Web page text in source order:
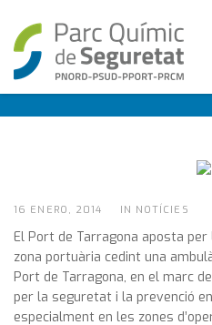
Posts tagged
16 ENERO, 2014 IN NOTÍCIES
El Port de Tarragona aposta
zona portuària cedint una
Port de Tarragona, en el marc
per la seguretat i la prevenció
especialment en les zones